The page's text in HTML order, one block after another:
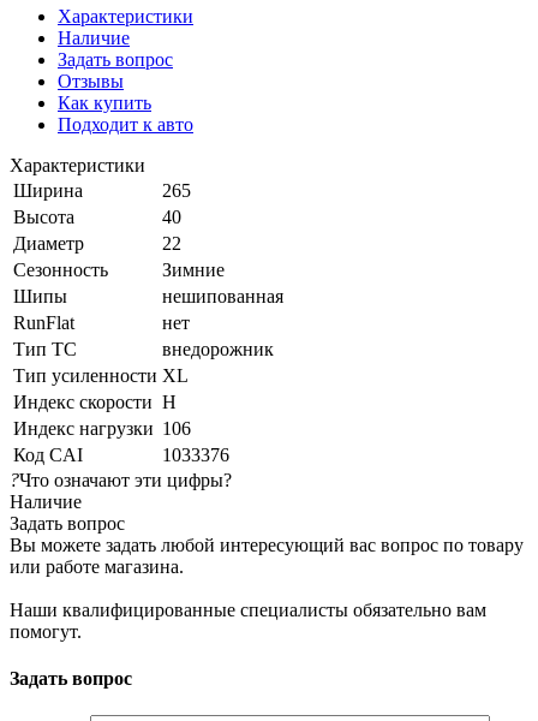
Характеристики
Наличие
Задать вопрос
Отзывы
Как купить
Подходит к авто
Характеристики
Ширина
265
Высота
40
Диаметр
22
Сезонность
Зимние
Шипы
нешипованная
RunFlat
нет
Тип ТС
внедорожник
Тип усиленности XL
Индекс скорости H
Индекс нагрузки 106
Код CAI
1033376
?Что означают эти цифры?
Наличие
Задать вопрос
Вы можете задать любой интересующий вас вопрос по товару
или работе магазина.
Наши квалифицированные специалисты обязательно вам
помогут.
Задать вопрос